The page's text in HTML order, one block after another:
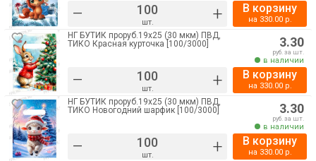
– шт. + В корзину
на 330.00р.
НГ БУТИК проруб.19х25 (30 мкм) ПВД,
ТИКО Красная курточка [100/3000]
– шт. +
3.30
руб. за шт.
в наличии
В корзину
на 330.00р.
НГ БУТИК проруб.19х25 (30 мкм) ПВД,
ТИКО Новогодний шарфик [100/3000]
– шт. +
3.30
руб. за шт.
в наличии
В корзину
на 330.00р.